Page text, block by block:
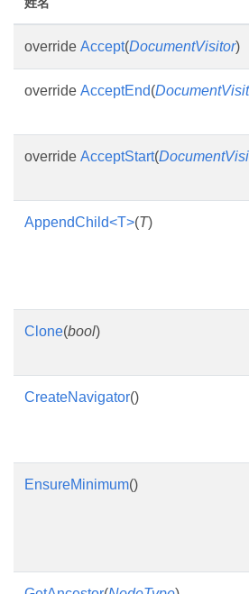
override Accept(DocumentVisitor)
override AcceptEnd(
override AcceptStart(
AppendChild<T>(T)
Clone(bool)
CreateNavigator()
EnsureMinimum()